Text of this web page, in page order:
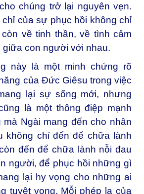
chúng trở lại nguyên vẹn.
của sự phục hồi không chỉ
về tinh thần, về tình cảm
giữa con người với nhau.
này là một minh chứng rõ
của Đức Giêsu trong việc
lại sự sống mới, nhưng
là một thông điệp mạnh
Ngài mang đến cho nhân
không chỉ đến để chữa lành
đến để chữa lành nỗi đau
người, để phục hồi những gì
lại hy vọng cho những ai
tuyệt vọng. Mỗi phép lạ của